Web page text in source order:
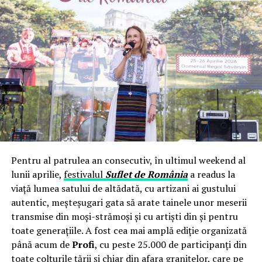
timp de șase luni… Iar acum, pentru ca ofițerul MI 6 să
poată fi trecut neobservat ”podul spionilor se lucrează
deja intens la ”detonarea” lotului doi din ”Dosarul
Ayahuasca”, cel de la ”filiala Brașov”. Și care conține
numele mai multor magistrați cu funcții uriașe, dintre
care unii deja s-au și pensionat de urgență…
Pentru al patrulea an consecutiv, în ultimul weekend al
lunii aprilie, festivalul Suflet de Româniaa readus la
viață lumea satului de altădată, cu artizani ai gustului
autentic, meșteșugari gata să arate tainele unor meserii
transmise din moși-strămoși și cu artiști din și pentru
toate generațiile. A fost cea mai amplă ediție organizată
până acum deProfi, cu peste 25.000 de participanți din
toate colțurile țării și chiar din afara granițelor, care pe